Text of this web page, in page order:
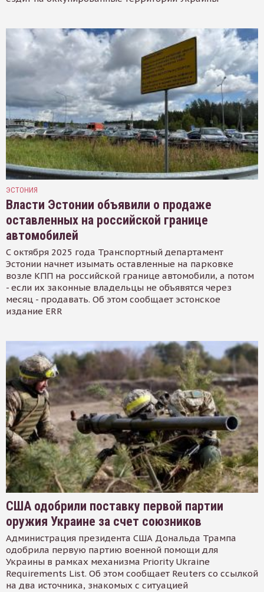
ЭСТОНИЯ
Власти Эстонии объявили о продаже
оставленных на российской границе
автомобилей
С октября 2025 года Транспортный департамент
Эстонии начнет изымать оставленные на парковке
возле КПП на российской границе автомобили, а потом
- если их законные владельцы не объявятся через
месяц - продавать. Об этом сообщает эстонское
издание ERR
США одобрили поставку первой партии
оружия Украине за счет союзников
Администрация президента США Дональда Трампа
одобрила первую партию военной помощи для
Украины в рамках механизма Priority Ukraine
Requirements List. Об этом сообщает Reuters со ссылкой
на два источника, знакомых с ситуацией